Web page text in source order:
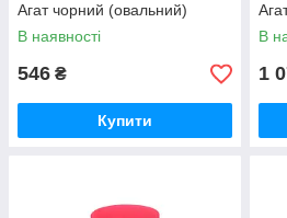
Агат чорний (овальний)
В наявності
546 ₴
Купити
В
1